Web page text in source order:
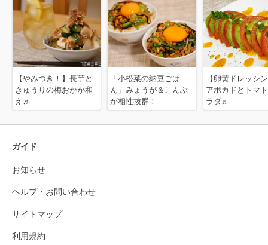
【やみつき！】長芋と
きゅうりの梅おかか和
え♬
「小松菜の納豆ごは
ん」みょうが＆こんぶ
が相性抜群！
【卵黄ドレッシ
アボカドとトマ
ラダ♬
ガイド
お知らせ
ヘルプ・お問い合わせ
サイトマップ
利用規約